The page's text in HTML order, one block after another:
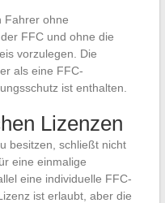
Fahrer ohne
FFC und ohne die
vorzulegen. Die
als eine FFC-
ist enthalten.
Lizenzen
besitzen, schließt nicht
eine einmalige
eine individuelle FFC-
ist erlaubt, aber die